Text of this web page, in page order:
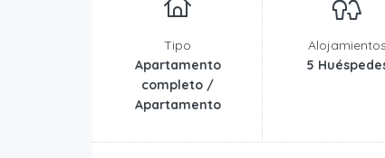
Tipo
Apartamento
completo /
Apartamento
Alojamientos
5